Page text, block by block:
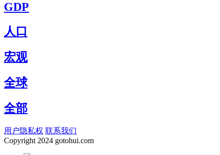
GDP
人口
宏观
全球
全部
用户隐私权 联系我们
Copyright 2024 gotohui.com